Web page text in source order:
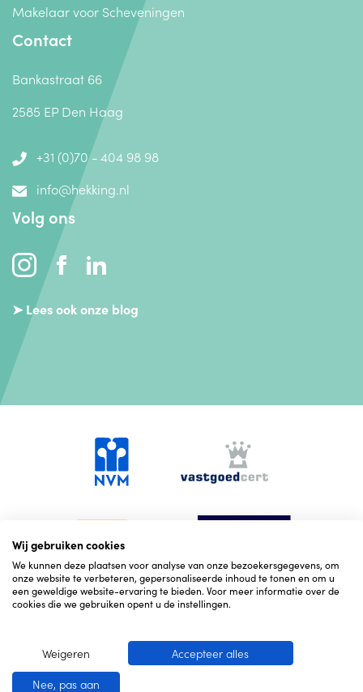
Wij gebruiken cookies
We kunnen deze plaatsen voor analyse van onze bezoekersgegevens, om
onze website te verbeteren, gepersonaliseerde inhoud te tonen en om u
een geweldige website-ervaring te bieden. Voor meer informatie over de
cookies die we gebruiken opent u de instellingen.
Weigeren
Accepteer alles
Nee, pas aan
Makelaar voor Scheveningen
Contact
Bankastraat 66
2585 EP Den Haag
+31 (0)70 - 404 98 98
info@hekking.nl
Volg ons
➤ Lees ook onze blog
© 2026 Hekking NVM Makelaars
maatregelen